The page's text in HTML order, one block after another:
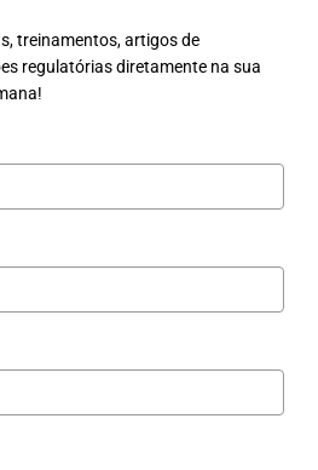
treinamentos, artigos de
regulatórias diretamente na sua